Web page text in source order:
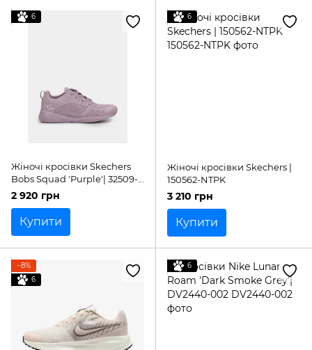
6
Жіночі кросівки Skechers
Bobs Squad 'Purple'| 32509-
MVE
2 920 грн
Купити
6
Жіночі кросівки Skechers |
150562-NTPK
3 210 грн
Купити
−8%
6
6